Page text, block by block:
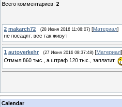
Всего комментариев: 2
2 makarch72 (28 Июня 2016 11:08:07) [Материал]
не посадят. все так живут
1 autoverkehr (27 Июня 2016 08:37:48) [Материал]
Отмыл 860 тыс., а штраф 120 тыс., заплатит.
Calendar